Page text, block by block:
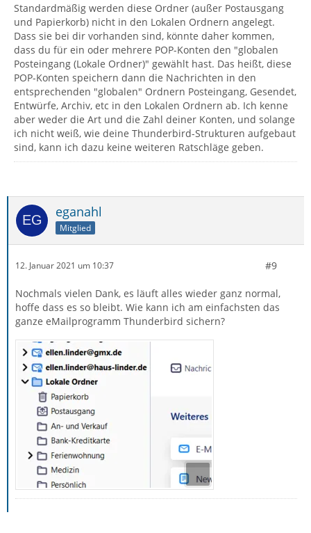
Standardmäßig werden diese Ordner (außer Postausgang
und Papierkorb) nicht in den Lokalen Ordnern angelegt.
Dass sie bei dir vorhanden sind, könnte daher kommen,
dass du für ein oder mehrere POP-Konten den "globalen
Posteingang (Lokale Ordner)" gewählt hast. Das heißt, diese
POP-Konten speichern dann die Nachrichten in den
entsprechenden "globalen" Ordnern Posteingang, Gesendet,
Entwürfe, Archiv, etc in den Lokalen Ordnern ab. Ich kenne
aber weder die Art und die Zahl deiner Konten, und solange
ich nicht weiß, wie deine Thunderbird-Strukturen aufgebaut
sind, kann ich dazu keine weiteren Ratschläge geben.
eganahl
Mitglied
12. Januar 2021 um 10:37 #9
Nochmals vielen Dank, es läuft alles wieder ganz normal,
hoffe dass es so bleibt. Wie kann ich am einfachsten das
ganze eMailprogramm Thunderbird sichern?